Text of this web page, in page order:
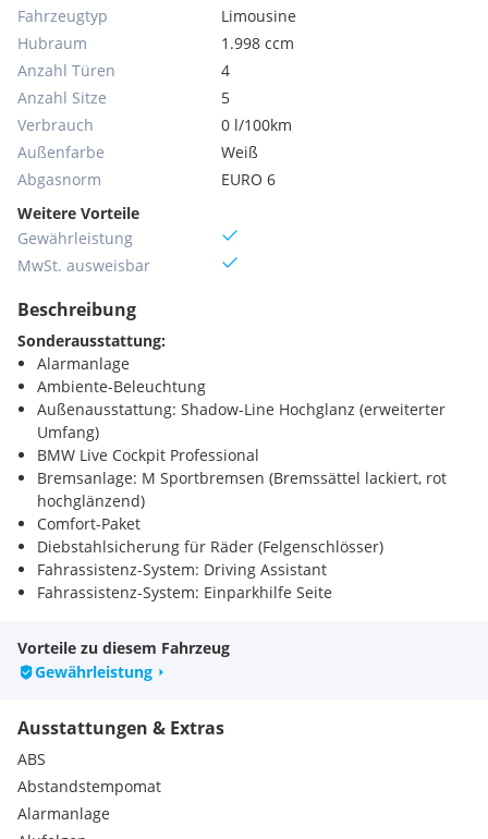
Fahrzeugtyp
Limousine
Hubraum
1.998 ccm
Anzahl Türen
4
Anzahl Sitze
5
Verbrauch
0 l/100km
Außenfarbe
Weiß
Abgasnorm
EURO 6
Weitere Vorteile
Gewährleistung
MwSt. ausweisbar
Beschreibung
Sonderausstattung:
Alarmanlage
Ambiente-Beleuchtung
Außenausstattung: Shadow-Line Hochglanz (erweiterter
Umfang)
BMW Live Cockpit Professional
Bremsanlage: M Sportbremsen (Bremssättel lackiert, rot
hochglänzend)
Comfort-Paket
Diebstahlsicherung für Räder (Felgenschlösser)
Fahrassistenz-System: Driving Assistant
Fahrassistenz-System: Einparkhilfe Seite
Fahrassistenz-System: Park-Assistent
Fahrassistenz-System: Rückfahr-Assistent
Fahrassistenz-System: Rückfahrhilfe Notbremsfunktion
Geschwindigkeits-Regelanlage, Aktiv mit Stop&Go-Funktion
Heckklappenbetätigung automatisch
Heckspoiler (M-Technic)
HiFi-Lautsprechersystem
Induktionsladeschale für Smartphone (Wireless Charging)
Vorteile zu diesem Fahrzeug
Gewährleistung
Ausstattungen & Extras
ABS
Abstandstempomat
Alarmanlage